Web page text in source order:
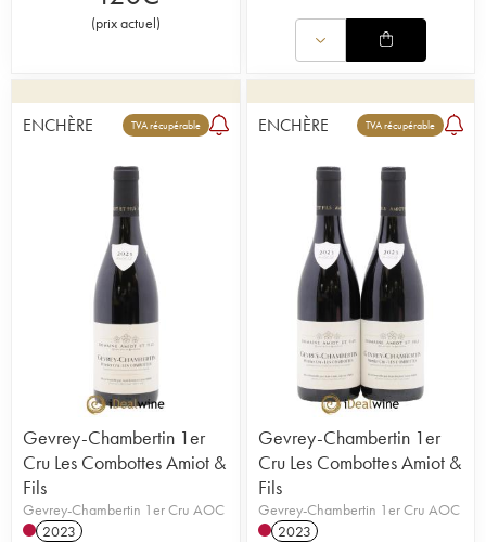
(prix actuel)
ENCHÈRE TVA récupérable
Gevrey-Chambertin 1er
Cru Les Combottes Amiot &
Fils
Gevrey-Chambertin 1er Cru AOC
2023
ENCHÈRE TVA récupérable
Gevrey-Chambertin 1er
Cru Les Combottes Amiot &
Fils
Gevrey-Chambertin 1er Cru AOC
2023